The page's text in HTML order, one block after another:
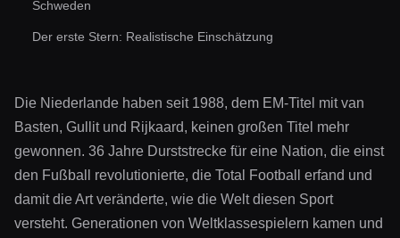
Schweden
Der erste Stern: Realistische Einschätzung
Die Niederlande haben seit 1988, dem EM-Titel mit van
Basten, Gullit und Rijkaard, keinen großen Titel mehr
gewonnen. 36 Jahre Durststrecke für eine Nation, die einst
den Fußball revolutionierte, die Total Football erfand und
damit die Art veränderte, wie die Welt diesen Sport
versteht. Generationen von Weltklassespielern kamen und